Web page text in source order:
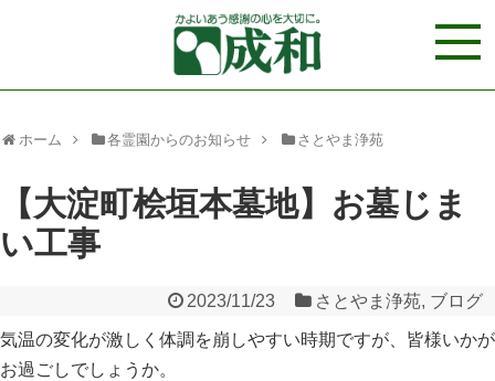
ホーム 各霊園からのお知らせ さとやま浄苑
【大淀町桧垣本墓地】お墓じま
い工事
2023/11/23 さとやま浄苑, ブログ
気温の変化が激しく体調を崩しやすい時期ですが、皆様いかが
お過ごしでしょうか。